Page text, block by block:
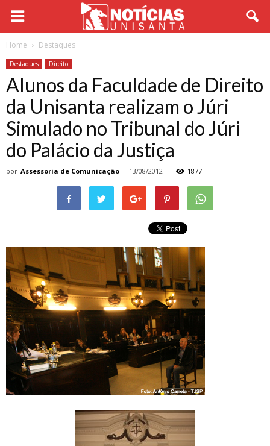
Home Destaques
Destaques Direito
Alunos da Faculdade de Direito
da Unisanta realizam o Júri
Simulado no Tribunal do Júri
do Palácio da Justiça
por Assessoria de Comunicação - 13/08/2012 1877